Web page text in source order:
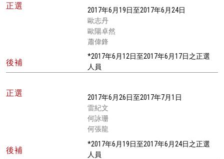
正選
2017年6月19日至2017年6月24日
歐志丹
歐陽卓然
蕭偉鋒
後補
*2017年6月12日至2017年6月17日之正選
人員
正選
2017年6月26日至2017年7月1日
雷紀文
何詠珊
何張龍
後補
*2017年6月19日至2017年6月24日之正選
人員